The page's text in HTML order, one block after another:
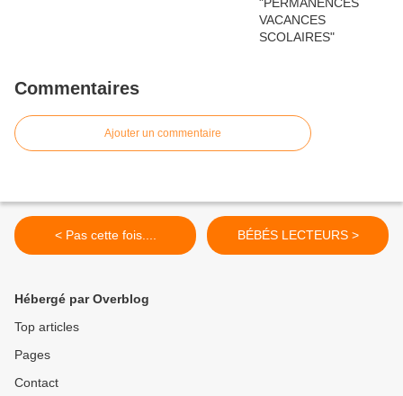
Commentaires
Ajouter un commentaire
< Pas cette fois.... BÉBÉS LECTEURS >
Hébergé par Overblog
Top articles
Pages
Contact